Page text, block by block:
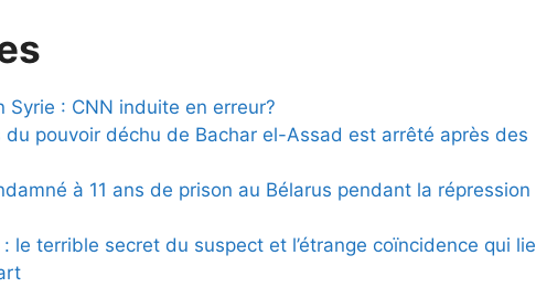
Syrie : CNN induite en erreur?
du pouvoir déchu de Bachar el-Assad est arrêté après des
à 11 ans de prison au Bélarus pendant la répression
le terrible secret du suspect et l’étrange coïncidence qui lie